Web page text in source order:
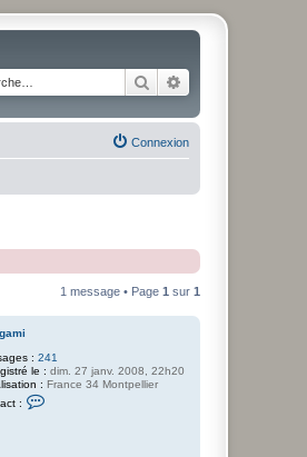
Rechercher
Connexion
1 message • Page 1 sur 1
: 241
le : dim. 27 janv. 2008, 22h20
: France 34 Montpellier
: